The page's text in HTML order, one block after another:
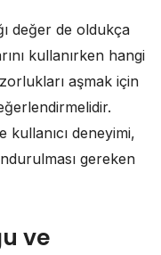
değer de oldukça
kullanırken hangi
aşmak için
kullanıcı deneyimi,
gereken
ve